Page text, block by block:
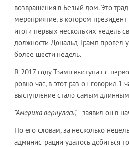
возвращения в Белый дом. Это
мероприятие, в котором
итоги первых нескольких недель
должности Дональд Трамп провел
более шести недель.
В 2017 году Трамп выступал с
ровно час, в этот раз он говорил 1
выступление стало самым
“Америка вернулась”, - заявил он в
По его словам, за несколько
администрации удалось добиться